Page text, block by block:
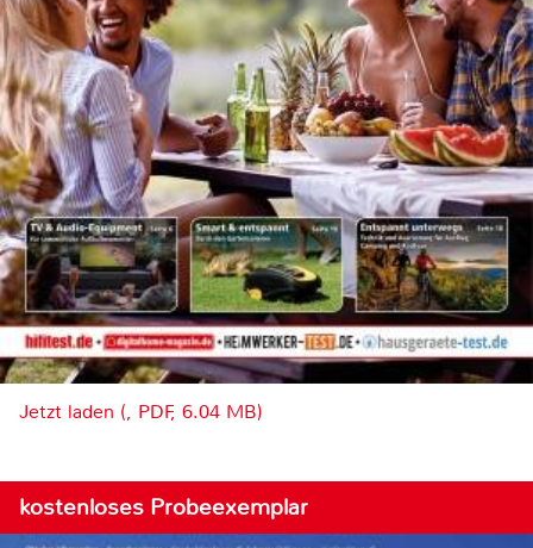
Jetzt laden (, PDF, 6.04 MB)
kostenloses Probeexemplar